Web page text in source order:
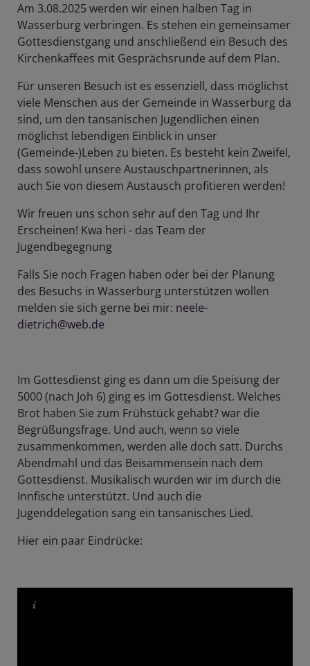
Am 3.08.2025 werden wir einen halben Tag in
Wasserburg verbringen. Es stehen ein gemeinsamer
Gottesdienstgang und anschließend ein Besuch des
Kirchenkaffees mit Gesprächsrunde auf dem Plan.
Für unseren Besuch ist es essenziell, dass möglichst
viele Menschen aus der Gemeinde in Wasserburg da
sind, um den tansanischen Jugendlichen einen
möglichst lebendigen Einblick in unser
(Gemeinde-)Leben zu bieten. Es besteht kein Zweifel,
dass sowohl unsere Austauschpartnerinnen, als
auch Sie von diesem Austausch profitieren werden!
Wir freuen uns schon sehr auf den Tag und Ihr
Erscheinen! Kwa heri - das Team der
Jugendbegegnung
Falls Sie noch Fragen haben oder bei der Planung
des Besuchs in Wasserburg unterstützen wollen
melden sie sich gerne bei mir: neele-
dietrich@web.de
Im Gottesdienst ging es dann um die Speisung der
5000 (nach Joh 6) ging es im Gottesdienst. Welches
Brot haben Sie zum Frühstück gehabt? war die
Begrüßungsfrage. Und auch, wenn so viele
zusammenkommen, werden alle doch satt. Durchs
Abendmahl und das Beisammensein nach dem
Gottesdienst. Musikalisch wurden wir im durch die
Innfische unterstützt. Und auch die
Jugenddelegation sang ein tansanisches Lied.
Hier ein paar Eindrücke: